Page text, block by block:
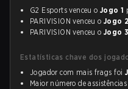
G2 Esports venceu o Jogo 1
PARIVISION venceu o Jogo 2
PARIVISION venceu o Jogo 3
Estatísticas chave dos
Jogador com mais frags foi
Maior número de